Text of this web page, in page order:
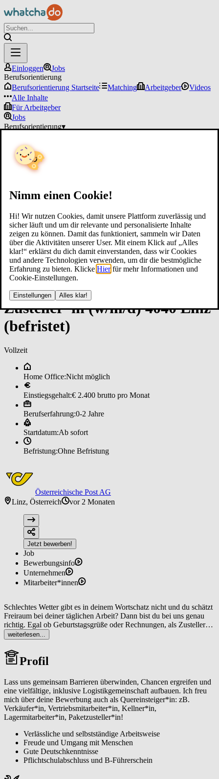
Nimm einen Cookie!
Hi! Wir nutzen Cookies, damit unsere Plattform zuverlässig und
sicher läuft und um dir relevante und personalisierte Inhalte
zeigen zu können. Damit das funktioniert, sammeln wir Daten
über die Aktivitäten unserer User. Mit einem Klick auf „Alles
klar!“ erklärst du dich damit einverstanden, dass wir Cookies
und andere Technologien verwenden, um dir die bestmögliche
Erfahrung zu bieten. Klicke Hier für mehr Informationen und
Cookie-Einstellungen.
Einstellungen Alles klar!
Einloggen
Jobs
Berufsorientierung
Berufsorientierung Startseite
Matching Arbeitgeber
Videos
Alle Inhalte
Für Arbeitgeber
Jobs
Berufsorientierung▾
Zu­stel­ler*in (w/m/d) 4040 Lin­z
(­be­fris­te­t)
Vollzeit
Home Office:Nicht möglich
Einstiegsgehalt:€ 2.400 brutto pro Monat
Berufserfahrung:0-2 Jahre
Startdatum:Ab sofort
Befristung:Ohne Befristung
Österreichische Post AG
Linz, Österreich
vor 2 Monaten
Jetzt bewerben!
Job
Bewerbungsinfo
Unternehmen
Mitarbeiter*innen
Schlechtes Wetter gibt es in deinem Wortschatz nicht und du schätzt
Freiraum bei deiner täglichen Arbeit? Dann bist du bei uns genau
richtig. Egal ob Geburtstagsgrüße oder Rechnungen, als Zusteller*in
bist du dafür verantwortlich, dass Sendungen bei unseren
Kund*innen ankommen. Dabei hast du nicht nur die Möglichkeit,
immer wieder neue Wege zu gehen, sondern auch Teil eines großen
Netzwerks zu werden. Unser Team steht dir jederzeit mit Rat und
erleichtern.
weiterlesen...
Profil
Lass uns gemeinsam Barrieren überwinden, Chancen ergreifen und
eine vielfältige, inklusive Logistikgemeinschaft aufbauen. Ich freu
mich über deine Bewerbung auch als Quereinsteiger*in: zB.
Verkäufer*in, Vertriebsmitarbeiter*in, Kellner*in,
Lagermitarbeiter*in, Paketzusteller*in!
Verlässliche und selbstständige Arbeitsweise
Freude und Umgang mit Menschen
Gute Deutschkenntnisse
Pflichtschulabschluss und B-Führerschein